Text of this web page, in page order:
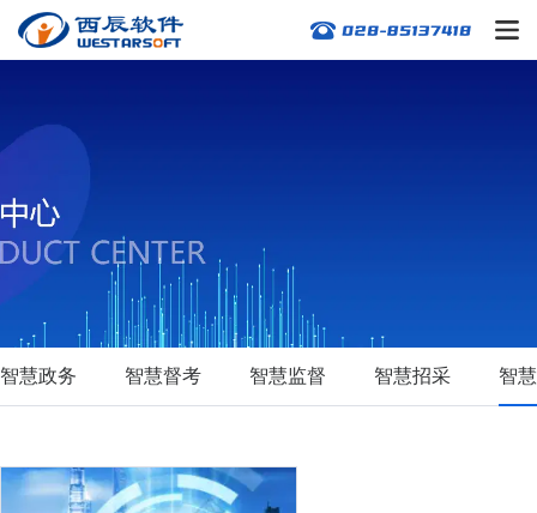
智慧政务 智慧督考 智慧监督 智慧招采 智